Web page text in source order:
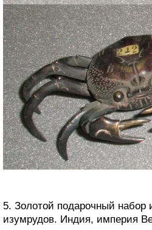
5. Золотой подарочный набор
изумрудов. Индия, империя